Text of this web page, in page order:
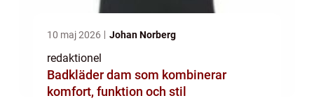
10 maj 2026 Johan Norberg
redaktionel
Badkläder dam som kombinerar
komfort, funktion och stil